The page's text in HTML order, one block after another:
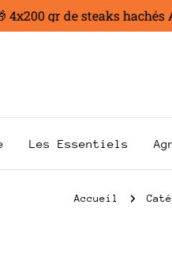
gr de steaks hachés
Les Essentiels
Accueil